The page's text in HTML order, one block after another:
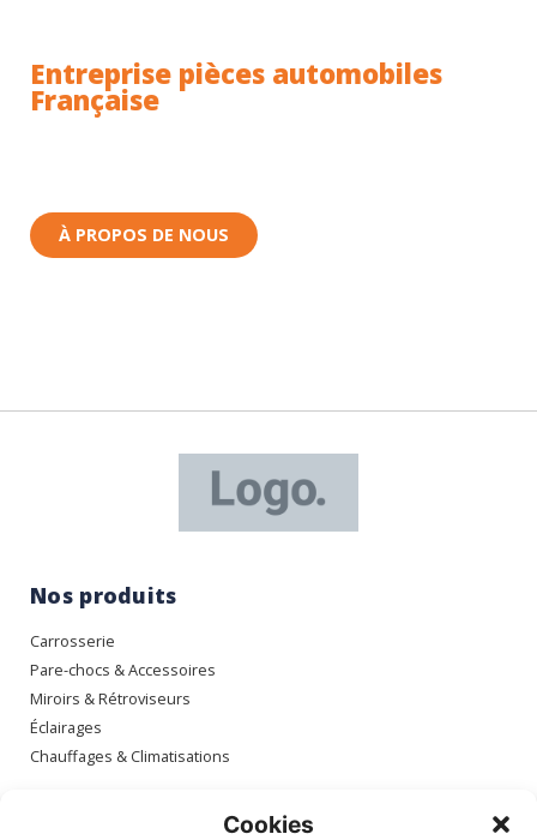
Cookies
Entreprise pièces automobiles
Française
À PROPOS DE NOUS
Nos produits
Carrosserie
Pare-chocs & Accessoires
Miroirs & Rétroviseurs
Éclairages
Chauffages & Climatisations